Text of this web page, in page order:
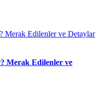
Merak Edilenler ve